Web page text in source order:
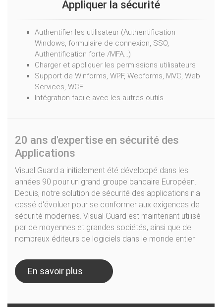
Appliquer la sécurité
Authentifier les utilisateur (Authentification
Windows, formulaire de connexion, SSO,
Authentification forte /MFA…)
Charger et appliquer les permissions utilisateurs
Support de Winforms, WPF, Webforms, MVC, Web
Services, WCF
Intégration facile avec les autres outils
20 ans d'expertise en sécurité des
Applications
Visual Guard a initialement été développé dans les
années 90 pour un grand groupe bancaire Européen.
Depuis, notre solution de sécurité des applications n'a
cessé d'évoluer pour se conformer aux exigences de
sécurité modernes. Visual Guard est maintenant utilisé
par de moyennes et grandes sociétés, ainsi que de
nombreux éditeurs de logiciels dans le monde entier.
En savoir plus